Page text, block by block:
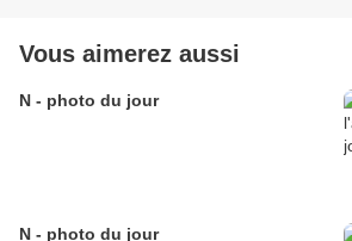
Vous aimerez aussi
N - photo du jour
N - photo du jour